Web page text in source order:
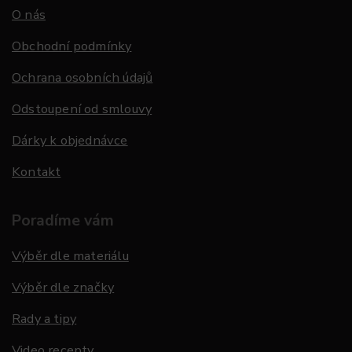
O nás
Obchodní podmínky
Ochrana osobních údajů
Odstoupení od smlouvy
Dárky k objednávce
Kontakt
Poradíme vám
Výběr dle materiálu
Výběr dle značky
Rady a tipy